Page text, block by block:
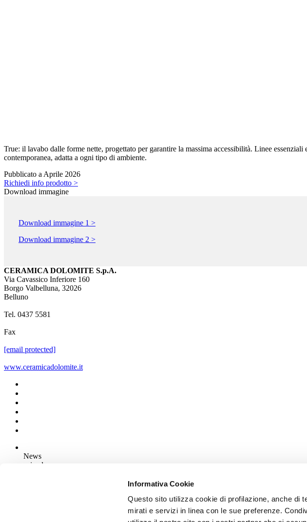
Informativa Cookie
Questo sito utilizza cookie di profilazione, anche di
mirati e servizi in linea con le sue preferenze.
True: il lavabo dalle forme nette, progettato per garantire la massima accessibilità. Linee
contemporanea, adatta a ogni tipo di ambiente.
Pubblicato a Aprile 2026
Richiedi info prodotto >
Download immagine
Download immagine 1 >
Download immagine 2 >
CERAMICA DOLOMITE S.p.A.
Via Cavassico Inferiore 160
Borgo Valbelluna, 32026
Belluno
Tel. 0437 5581
Fax
[email protected]
www.ceramicadolomite.it
News
aziende